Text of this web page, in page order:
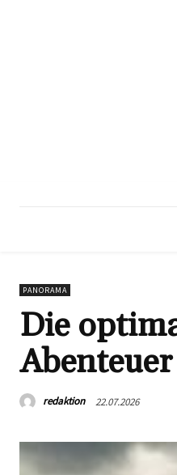
PANORAMA
Die
Abenteuer
redaktion 22.07.2026